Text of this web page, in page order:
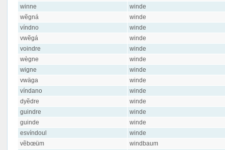
winne
winde
wẽgná
winde
víndno
winde
vwẽgá
winde
voindre
winde
wègne
winde
wigne
winde
vwäga
winde
víndano
winde
dyẽdre
winde
guindre
winde
guinde
winde
esvíndoul
winde
vẽbœüm
windbaum